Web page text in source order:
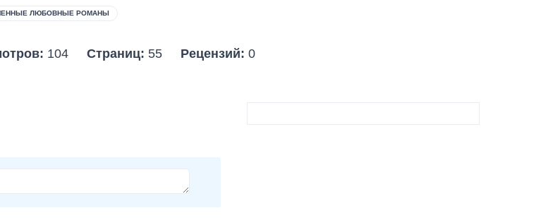
ЛЮБОВНЫЕ РОМАНЫ
104 Страниц: 55 Рецензий: 0